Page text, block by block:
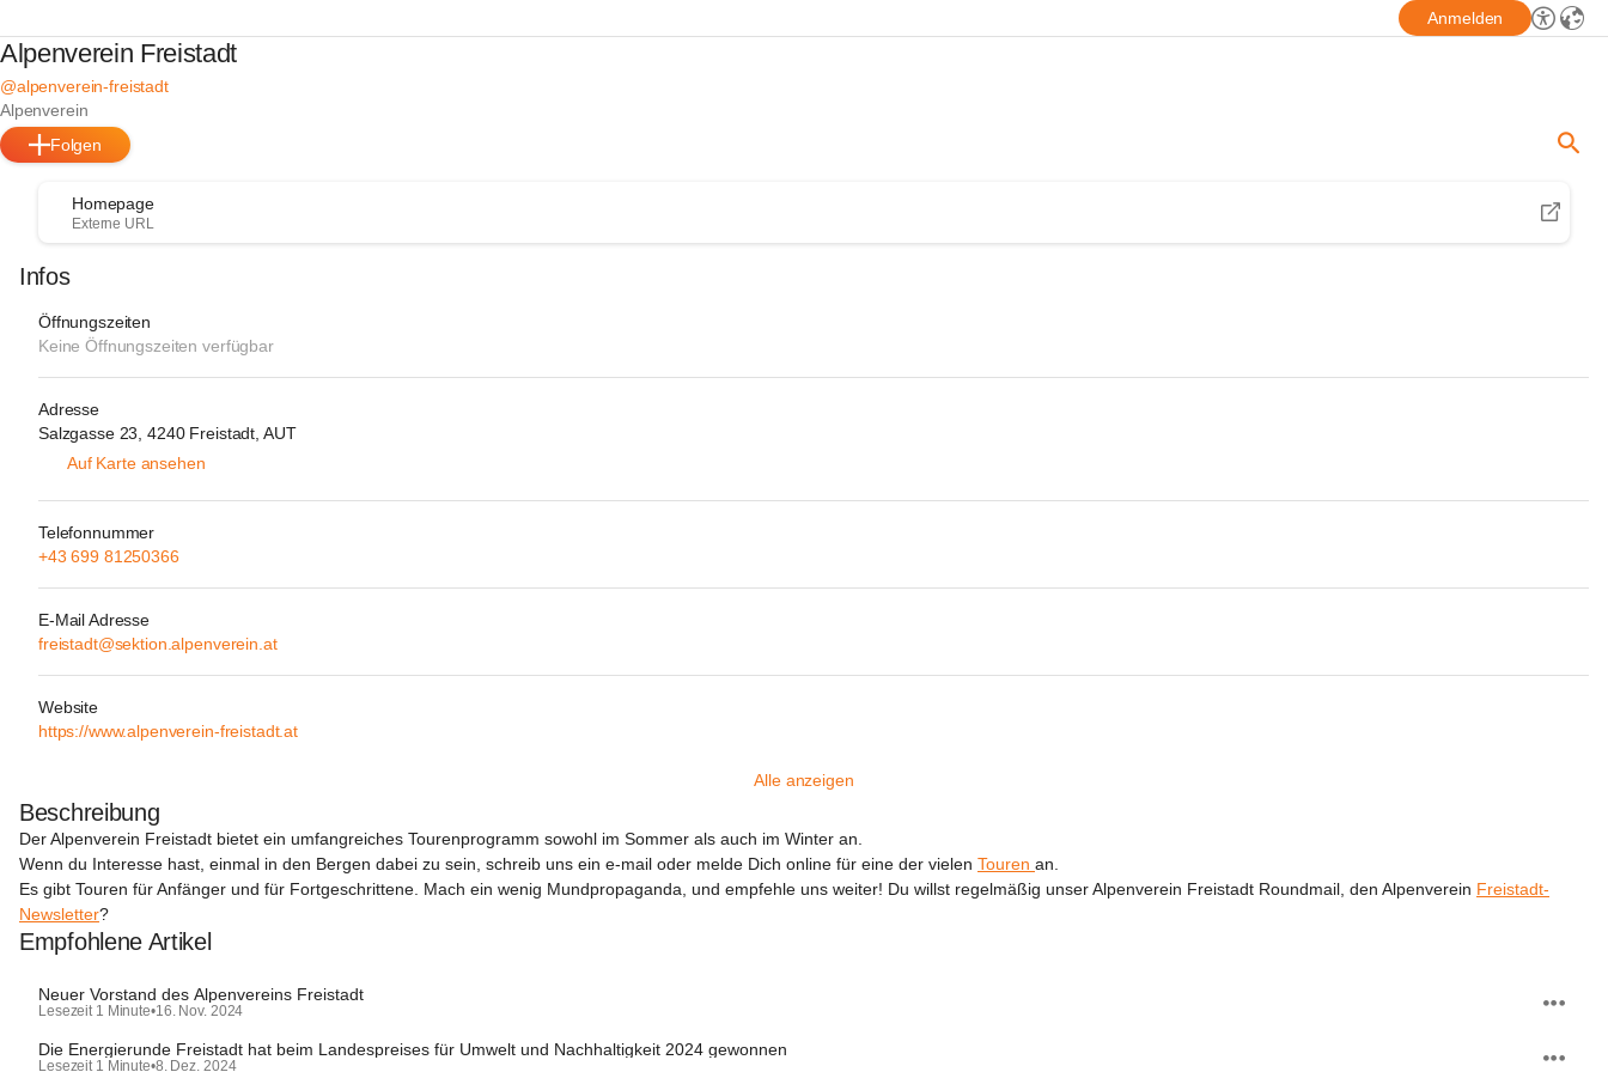
Anmelden
Alpenverein Freistadt
@alpenverein-freistadt
Alpenverein
Folgen
Homepage
Externe URL
Infos
Öffnungszeiten
Keine Öffnungszeiten verfügbar
Adresse
Salzgasse 23, 4240 Freistadt, AUT
Auf Karte ansehen
Telefonnummer
+43 699 81250366
E-Mail Adresse
freistadt@sektion.alpenverein.at
Website
https://www.alpenverein-freistadt.at
Alle anzeigen
Beschreibung
Der Alpenverein Freistadt bietet ein umfangreiches Tourenprogramm sowohl im Sommer als auch im Winter an.
Wenn du Interesse hast, einmal in den Bergen dabei zu sein, schreib uns ein e-mail oder melde Dich online für eine der vielen Touren an.
Es gibt Touren für Anfänger und für Fortgeschrittene. Mach ein wenig Mundpropaganda, und empfehle uns weiter! Du willst regelmäßig unser Alpenverein Freistadt Roundmail, den Alpenverein Freistadt-
Newsletter?
Empfohlene Artikel
Neuer Vorstand des Alpenvereins Freistadt
Lesezeit 1 Minute•16. Nov. 2024
Die Energierunde Freistadt hat beim Landespreises für Umwelt und Nachhaltigkeit 2024 gewonnen
Lesezeit 1 Minute•8. Dez. 2024